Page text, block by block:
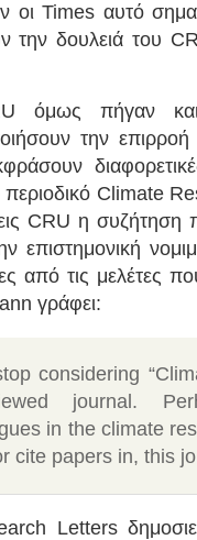
Times αυτό
την δουλειά του
όμως πήγαν
την
Climate
CRU η συζήτηση
επιστημονική
από τις μελέτες
γράφει:
considering
journal.
in the climate
cite papers in, this
Letters